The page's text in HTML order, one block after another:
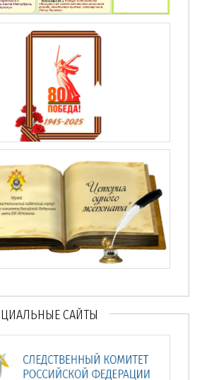
САЙТЫ